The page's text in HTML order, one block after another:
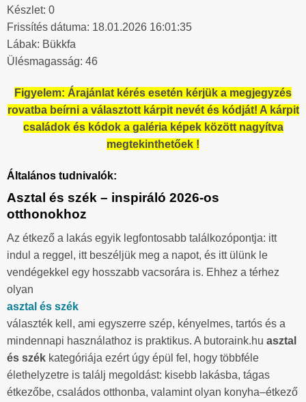
Készlet: 0
Frissítés dátuma: 18.01.2026 16:01:35
Lábak: Bükkfa
Ülésmagasság: 46
Figyelem: Árajánlat kérés esetén kérjük a megjegyzés
rovatba beírni a választott kárpit nevét és kódját! A kárpit
családok és kódok a galéria képek között nagyítva
megtekinthetőek !
Általános tudnivalók:
Asztal és szék – inspiráló 2026-os
otthonokhoz
Az étkező a lakás egyik legfontosabb találkozópontja: itt
indul a reggel, itt beszéljük meg a napot, és itt ülünk le
vendégekkel egy hosszabb vacsorára is. Ehhez a térhez
olyan
asztal és szék
választék kell, ami egyszerre szép, kényelmes, tartós és a
mindennapi használathoz is praktikus. A butoraink.hu asztal
és szék kategóriája ezért úgy épül fel, hogy többféle
élethelyzetre is találj megoldást: kisebb lakásba, tágas
étkezőbe, családos otthonba, valamint olyan konyha–étkező